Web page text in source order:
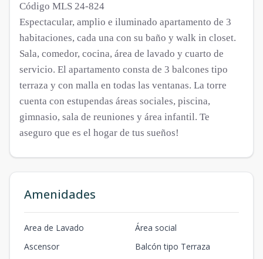
Código MLS 24-824
Espectacular, amplio e iluminado apartamento de 3
habitaciones, cada una con su baño y walk in closet.
Sala, comedor, cocina, área de lavado y cuarto de
servicio. El apartamento consta de 3 balcones tipo
terraza y con malla en todas las ventanas. La torre
cuenta con estupendas áreas sociales, piscina,
gimnasio, sala de reuniones y área infantil. Te
aseguro que es el hogar de tus sueños!
Amenidades
Area de Lavado
Área social
Ascensor
Balcón tipo Terraza